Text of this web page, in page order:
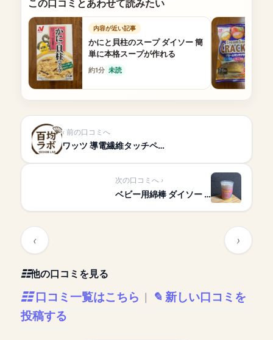
この口コミとあわせて読みたい
内容が近い記事
かにと貝柱のスープ ダイソー 簡
単に本格スープが作れる
約1分 未読
前の口コミへ
ワッツ 導電繊維タッチペ…
次の口コミへ
ベビー用綿棒 ダイソー …
他の口コミを見る
口コミ一覧はこちら
新しい口コミを
投稿する